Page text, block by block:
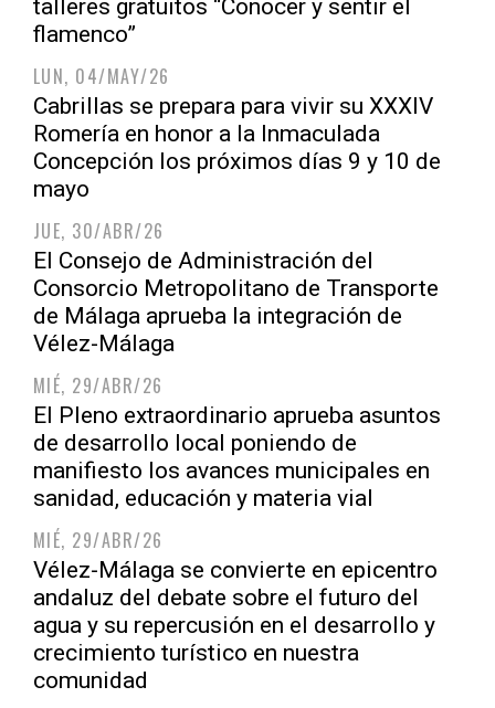
talleres gratuitos “Conocer y sentir el
flamenco”
LUN, 04/MAY/26
Cabrillas se prepara para vivir su XXXIV
Romería en honor a la Inmaculada
Concepción los próximos días 9 y 10 de
mayo
JUE, 30/ABR/26
El Consejo de Administración del
Consorcio Metropolitano de Transporte
de Málaga aprueba la integración de
Vélez-Málaga
MIÉ, 29/ABR/26
El Pleno extraordinario aprueba asuntos
de desarrollo local poniendo de
manifiesto los avances municipales en
sanidad, educación y materia vial
MIÉ, 29/ABR/26
Vélez-Málaga se convierte en epicentro
andaluz del debate sobre el futuro del
agua y su repercusión en el desarrollo y
crecimiento turístico en nuestra
comunidad